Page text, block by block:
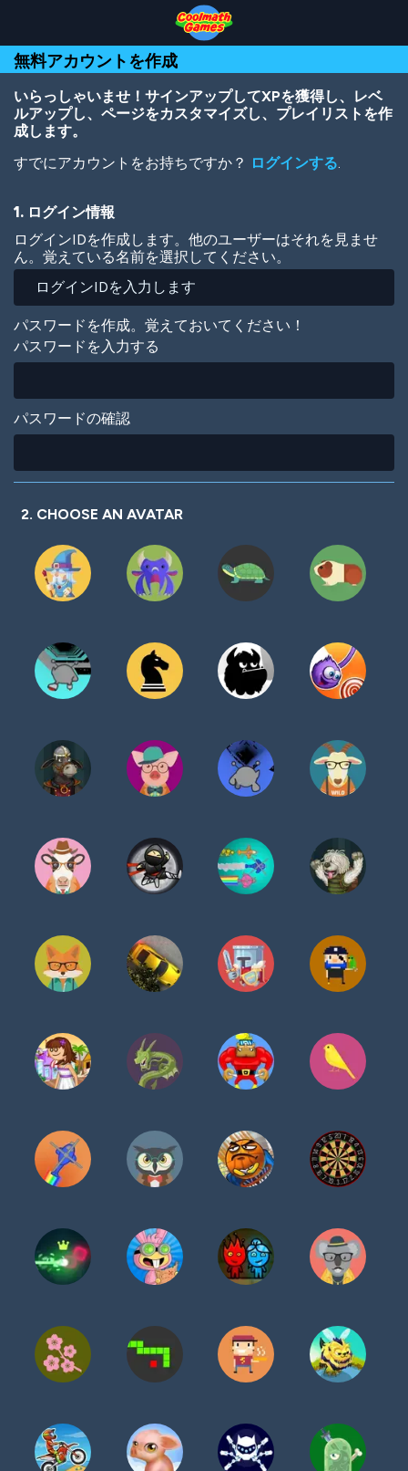
Top
of
Page
Navigation
Main
Content
Footer
ン
コ
ン
移
無料アカウントを作成
いらっしゃいませ！サインアップしてXPを獲得し、レベ
ルアップし、ページをカスタマイズし、プレイリストを作
成します。
すでにアカウントをお持ちですか？ ログインする.
1. ログイン情報
ログインIDを作成します。他のユーザーはそれを見ませ
ん。覚えている名前を選択してください。
パスワードを作成。覚えておいてください！
パスワードを入力する
パスワードの確認
2. CHOOSE AN AVATAR